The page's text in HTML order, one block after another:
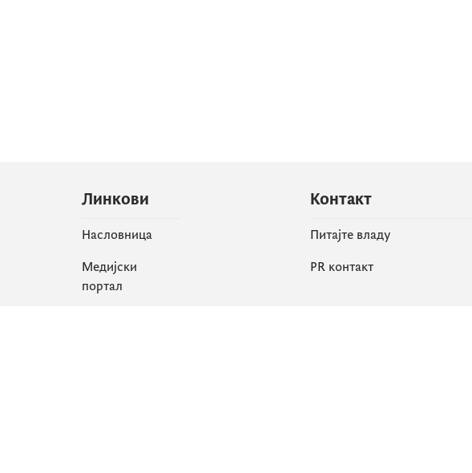
Линкови
Насловница
Медијски
портал
Контакт
Питајте владу
PR контакт